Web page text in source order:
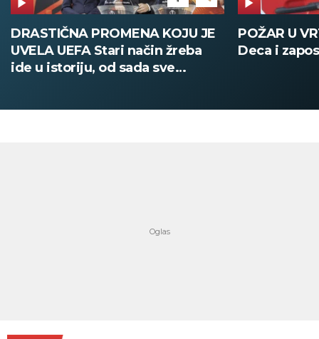
DRASTIČNA PROMENA KOJU JE
UVELA UEFA Stari način žreba
ide u istoriju, od sada sve
POŽAR U
Deca i